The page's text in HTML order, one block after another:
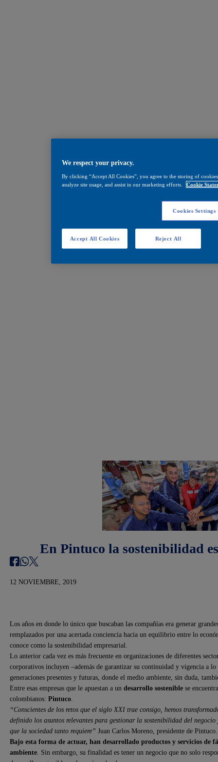
En Pintuco la sostenibilidad
12 NOVIEMBRE, 2019
Los años en donde lo único que buscaban las compañías era generar
remplazados por una acertada conciencia hacia un equilibrio entre lo
conoce como la sostenibilidad empresarial.
Lo anterior cada vez es más frecuente en organizaciones de diferentes
corporativos incluyen –además de garantizar su continuidad y vigencia a
generaciones presentes y futuras, donde el medio ambiente, sin duda,
Entre esas empresas que le apuestan a un desarrollo sostenible se
colombianos: Pintuco
“Conscientes de los retos que el siglo XXI trae consigo, hemos
definido los asuntos relevantes para gestionar la sostenibilidad del
que la sociedad tanto requiere” Juan Carlos Moreno, presidente de Pintuco.
Bajo esta forma de actuar, han desarrollado productos y servicios
ambiente . Sin embargo, su finalidad es tener un negocio que no solo
We respect your privacy.
By clicking “Accept All Cookies”, you agree to the storing of
analyze site usage, and assist in our marketing efforts.
Cookie
Cookies Settings
Reject All
Accept All Cookies